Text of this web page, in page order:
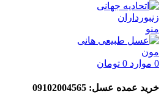
منو
0 موارد 0 تومان
خرید عمده عسل: 09102004565